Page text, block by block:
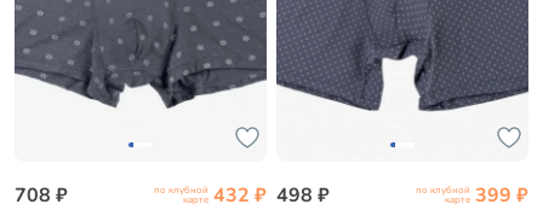
708 ₽ по клубной
карте 432 ₽ 498 ₽ по клубной
карте 399 ₽